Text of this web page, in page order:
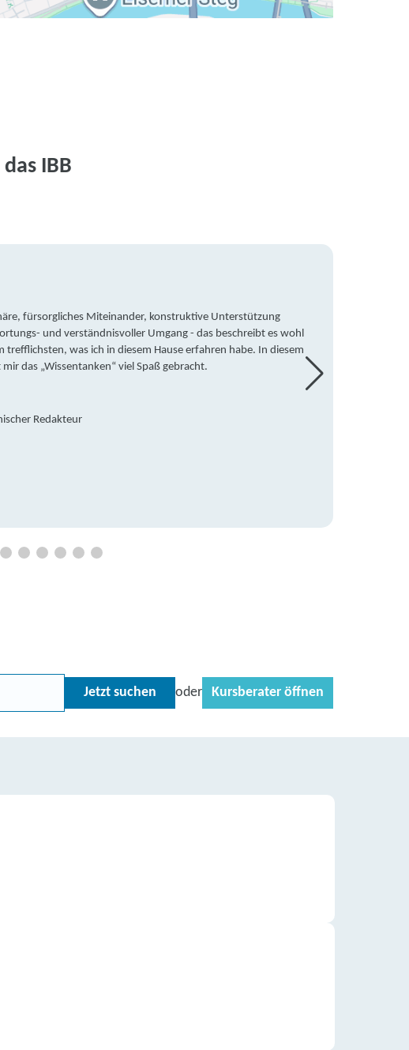
IBB
fürsorgliches Miteinander, konstruktive Unterstützung
und verständnisvoller Umgang - das beschreibt es wohl
trefflichsten, was ich in diesem Hause erfahren habe. In diesem
das „Wissentanken“ viel Spaß gebracht.
Redakteur
Jetzt suchen oder Kursberater öffnen